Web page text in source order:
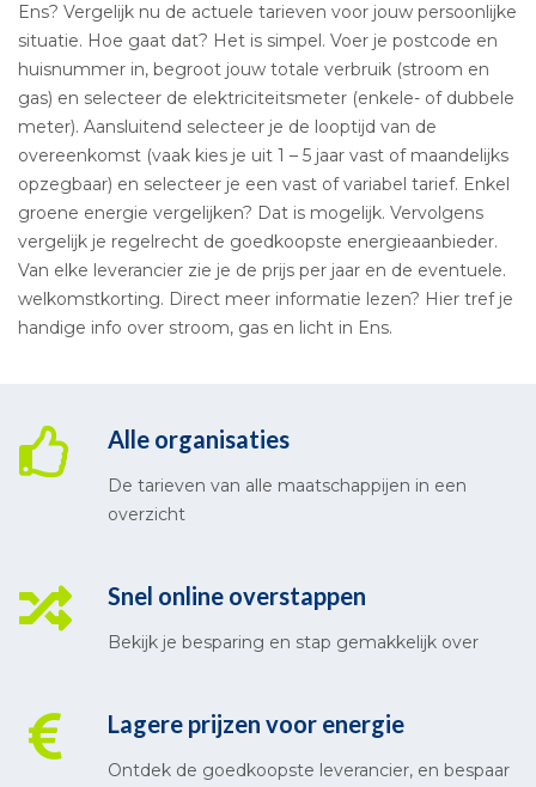
Ens? Vergelijk nu de actuele tarieven voor jouw persoonlijke
situatie. Hoe gaat dat? Het is simpel. Voer je postcode en
huisnummer in, begroot jouw totale verbruik (stroom en
gas) en selecteer de elektriciteitsmeter (enkele- of dubbele
meter). Aansluitend selecteer je de looptijd van de
overeenkomst (vaak kies je uit 1 – 5 jaar vast of maandelijks
opzegbaar) en selecteer je een vast of variabel tarief. Enkel
groene energie vergelijken? Dat is mogelijk. Vervolgens
vergelijk je regelrecht de goedkoopste energieaanbieder.
Van elke leverancier zie je de prijs per jaar en de eventuele.
welkomstkorting. Direct meer informatie lezen? Hier tref je
handige info over stroom, gas en licht in Ens.
Alle organisaties
De tarieven van alle maatschappijen in een
overzicht
Snel online overstappen
Bekijk je besparing en stap gemakkelijk over
Lagere prijzen voor energie
Ontdek de goedkoopste leverancier, en bespaar